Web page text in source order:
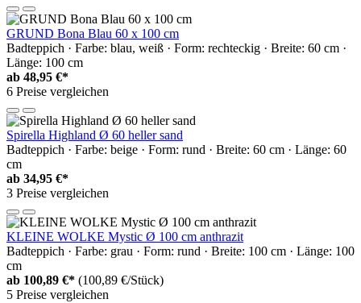
GRUND Bona Blau 60 x 100 cm
Badteppich · Farbe: blau, weiß · Form: rechteckig · Breite: 60 cm ·
Länge: 100 cm
ab 48,95 €*
6 Preise vergleichen
Spirella Highland Ø 60 heller sand
Badteppich · Farbe: beige · Form: rund · Breite: 60 cm · Länge: 60
cm
ab 34,95 €*
3 Preise vergleichen
KLEINE WOLKE Mystic Ø 100 cm anthrazit
Badteppich · Farbe: grau · Form: rund · Breite: 100 cm · Länge: 100
cm
ab 100,89 €* (100,89 €/Stück)
5 Preise vergleichen